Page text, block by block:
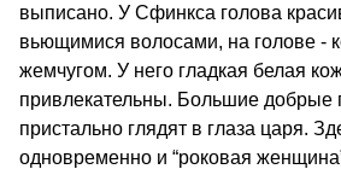
выписано. У Сфинкса голова
вьющимися волосами, на голове -
жемчугом. У него гладкая белая
привлекательны. Большие добрые
пристально глядят в глаза царя.
одновременно и “роковая